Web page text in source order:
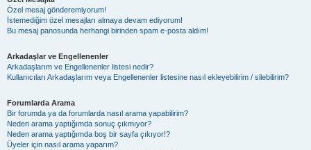
Özel mesaj gönderemiyorum!
İstemediğim özel mesajları almaya devam ediyorum!
Bu mesaj panosunda herhangi birinden spam e-posta aldım!
Arkadaşlar ve Engellenenler
Arkadaşlarım ve Engellenenler listesi nedir?
Kullanıcıları Arkadaşlarım veya Engellenenler listesine nasıl ekleyebilirim / silebilirim?
Forumlarda Arama
Bir forumda ya da forumlarda nasıl arama yapabilirim?
Neden arama yaptığımda sonuç çıkmıyor?
Neden arama yaptığımda boş bir sayfa çıkıyor!?
Üyeler için nasıl arama yaparım?